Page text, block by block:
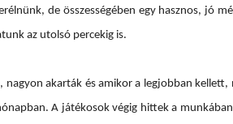
de összességében egy hasznos, jó
az utolsó percekig is.
akarták és amikor a legjobban
A játékosok végig hittek a